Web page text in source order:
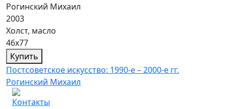
Рогинский Михаил
2003
Холст, масло
46х77
Купить
Постсоветское искусство: 1990-е – 2000-е гг.
Рогинский Михаил
Контакты